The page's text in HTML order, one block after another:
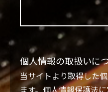
個人情報の取扱いに
当サイトより取得した
ます。個人情報保護法に